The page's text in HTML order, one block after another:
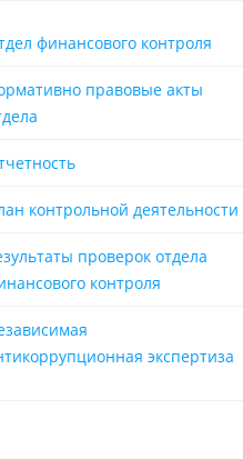
финансового контроля
правовые акты
контрольной деятельности
проверок отдела
контроля
экспертиза